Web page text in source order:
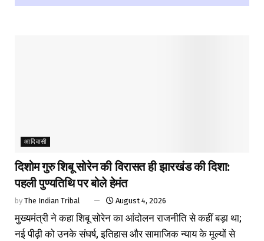
आदिवासी
दिशोम गुरु शिबू सोरेन की विरासत ही झारखंड की दिशा:
पहली पुण्यतिथि पर बोले हेमंत
by The Indian Tribal August 4, 2026
मुख्यमंत्री ने कहा शिबू सोरेन का आंदोलन राजनीति से कहीं बड़ा था;
नई पीढ़ी को उनके संघर्ष, इतिहास और सामाजिक न्याय के मूल्यों से